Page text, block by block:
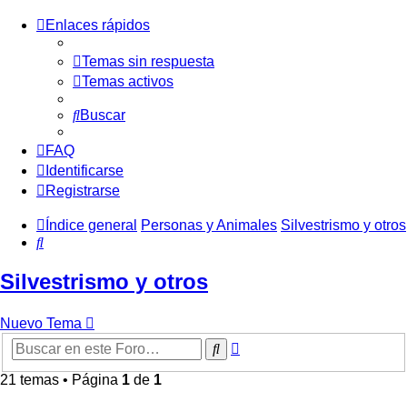
Enlaces rápidos
Temas sin respuesta
Temas activos
Buscar
FAQ
Identificarse
Registrarse
Índice general Personas y Animales Silvestrismo y otros
Buscar
Silvestrismo y otros
Nuevo Tema
Buscar
21 temas • Página 1 de 1